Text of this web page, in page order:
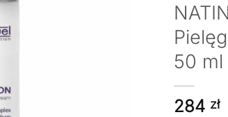
50 ml
284 zł